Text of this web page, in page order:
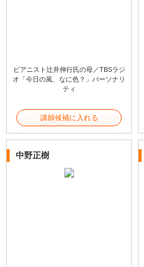
ピアニスト辻井伸行氏の母／TBSラジ
オ「今日の風、なに色？」パーソナリ
ティ
講師候補に入れる
中野正樹